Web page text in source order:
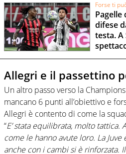
Forse ti
Pagelle
difese
testa. A
Allegri e il passettino
Un altro passo verso la
mancano 6 punti all’obiettivo e
Allegri è contento di come la
“E’ stata equilibrata, molto tattica.
come le hanno avute loro. La
anche con i cambi si è rinforzata.